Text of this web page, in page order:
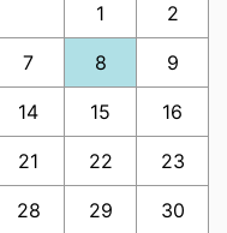
1 2
7 8 9
14 15 16
21 22 23
28 29 30